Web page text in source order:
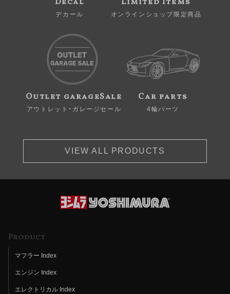
Decal
デカール
Limited Items
オンラインショップ限定商品
Outlet garageSale
アウトレット・ガレージセール
Car parts
4輪パーツ
VIEW ALL PRODUCTS
Product
マフラー Index
エンジン Index
エレクトリカル Index